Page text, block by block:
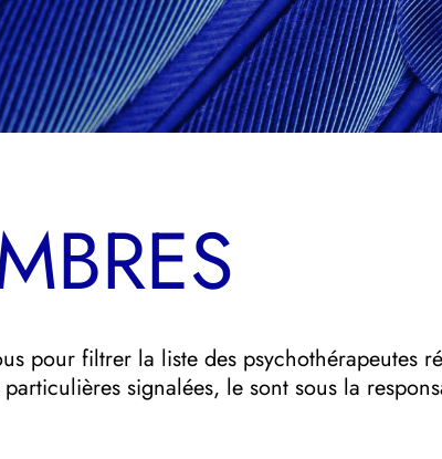
pour filtrer la liste des psychothérapeutes
signalées, le sont sous la